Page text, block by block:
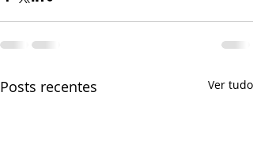
Posts recentes Ver tudo